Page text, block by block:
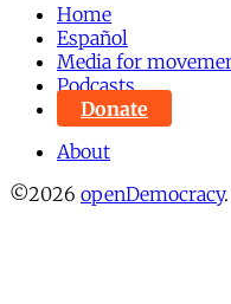
Home
Español
Media for
Podcasts
Donate
About
©2026 openDemocracy.